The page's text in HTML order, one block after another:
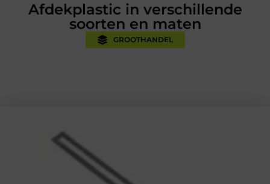
Afdekplastic in verschillende
soorten en maten
GROOTHANDEL